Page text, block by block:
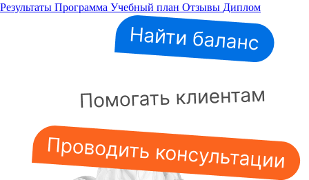
Результаты Программа Учебный план Отзывы Диплом